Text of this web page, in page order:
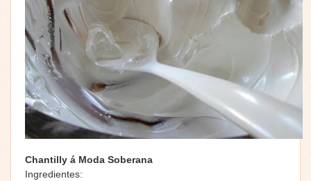
Chantilly á Moda Soberana
Ingredientes: